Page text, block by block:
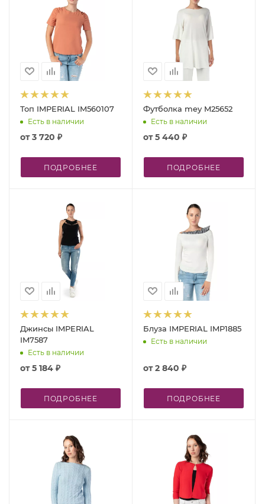
Топ IMPERIAL IM560107
Есть в наличии
от3 720 ₽
ПОДРОБНЕЕ
Футболка mey M25652
Есть в наличии
от5 440 ₽
ПОДРОБНЕЕ
Джинсы IMPERIAL
IM7587
Есть в наличии
от5 184 ₽
ПОДРОБНЕЕ
Блуза IMPERIAL IMP1885
Есть в наличии
от2 840 ₽
ПОДРОБНЕЕ